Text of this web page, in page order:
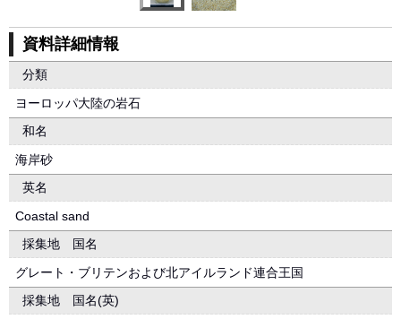
資料詳細情報
分類
ヨーロッパ大陸の岩石
和名
海岸砂
英名
Coastal sand
採集地 国名
グレート・ブリテンおよび北アイルランド連合王国
採集地 国名(英)